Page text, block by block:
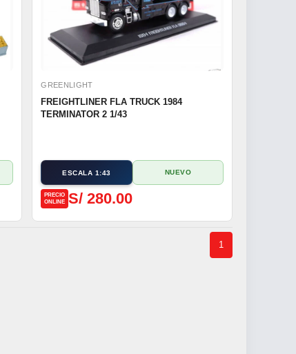
GREENLIGHT
FREIGHTLINER FLA TRUCK 1984
TERMINATOR 2 1/43
ESCALA 1:43 NUEVO
PRECIO
ONLINE S/ 280.00
1